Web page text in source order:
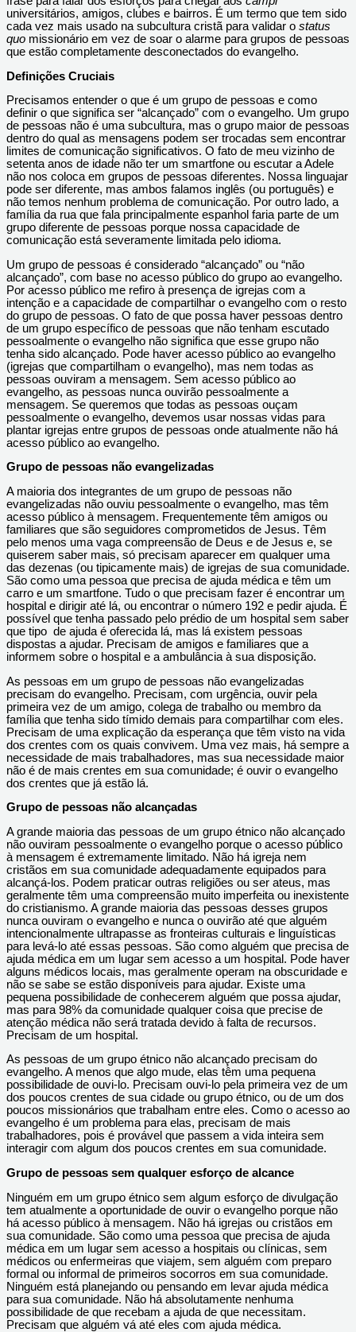
universitários, amigos, clubes e bairros. É um termo que tem sido
cada vez mais usado na subcultura cristã para validar o status
quo missionário em vez de soar o alarme para grupos de pessoas
que estão completamente desconectados do evangelho.
Definições Cruciais
Precisamos entender o que é um grupo de pessoas e como
definir o que significa ser “alcançado” com o evangelho. Um grupo
de pessoas não é uma subcultura, mas o grupo maior de pessoas
dentro do qual as mensagens podem ser trocadas sem encontrar
limites de comunicação significativos. O fato de meu vizinho de
setenta anos de idade não ter um smartfone ou escutar a Adele
não nos coloca em grupos de pessoas diferentes. Nossa linguajar
pode ser diferente, mas ambos falamos inglês (ou português) e
não temos nenhum problema de comunicação. Por outro lado, a
família da rua que fala principalmente espanhol faria parte de um
grupo diferente de pessoas porque nossa capacidade de
comunicação está severamente limitada pelo idioma.
Um grupo de pessoas é considerado “alcançado” ou “não
alcançado”, com base no acesso público do grupo ao evangelho.
Por acesso público me refiro à presença de igrejas com a
intenção e a capacidade de compartilhar o evangelho com o resto
do grupo de pessoas. O fato de que possa haver pessoas dentro
de um grupo específico de pessoas que não tenham escutado
pessoalmente o evangelho não significa que esse grupo não
tenha sido alcançado. Pode haver acesso público ao evangelho
(igrejas que compartilham o evangelho), mas nem todas as
pessoas ouviram a mensagem. Sem acesso público ao
evangelho, as pessoas nunca ouvirão pessoalmente a
mensagem. Se queremos que todas as pessoas ouçam
pessoalmente o evangelho, devemos usar nossas vidas para
plantar igrejas entre grupos de pessoas onde atualmente não há
acesso público ao evangelho.
Grupo de pessoas não evangelizadas
A maioria dos integrantes de um grupo de pessoas não
evangelizadas não ouviu pessoalmente o evangelho, mas têm
acesso público à mensagem. Frequentemente têm amigos ou
familiares que são seguidores comprometidos de Jesus. Têm
pelo menos uma vaga compreensão de Deus e de Jesus e, se
quiserem saber mais, só precisam aparecer em qualquer uma
das dezenas (ou tipicamente mais) de igrejas de sua comunidade.
São como uma pessoa que precisa de ajuda médica e têm um
carro e um smartfone. Tudo o que precisam fazer é encontrar um
hospital e dirigir até lá, ou encontrar o número 192 e pedir ajuda. É
possível que tenha passado pelo prédio de um hospital sem saber
que tipo de ajuda é oferecida lá, mas lá existem pessoas
dispostas a ajudar. Precisam de amigos e familiares que a
informem sobre o hospital e a ambulância à sua disposição.
As pessoas em um grupo de pessoas não evangelizadas
precisam do evangelho. Precisam, com urgência, ouvir pela
primeira vez de um amigo, colega de trabalho ou membro da
família que tenha sido tímido demais para compartilhar com eles.
Precisam de uma explicação da esperança que têm visto na vida
dos crentes com os quais convivem. Uma vez mais, há sempre a
necessidade de mais trabalhadores, mas sua necessidade maior
não é de mais crentes em sua comunidade; é ouvir o evangelho
dos crentes que já estão lá.
Grupo de pessoas não alcançadas
A grande maioria das pessoas de um grupo étnico não alcançado
não ouviram pessoalmente o evangelho porque o acesso público
à mensagem é extremamente limitado. Não há igreja nem
cristãos em sua comunidade adequadamente equipados para
alcançá-los. Podem praticar outras religiões ou ser ateus, mas
geralmente têm uma compreensão muito imperfeita ou inexistente
do cristianismo. A grande maioria das pessoas desses grupos
nunca ouviram o evangelho e nunca o ouvirão até que alguém
intencionalmente ultrapasse as fronteiras culturais e linguísticas
para levá-lo até essas pessoas. São como alguém que precisa de
ajuda médica em um lugar sem acesso a um hospital. Pode haver
alguns médicos locais, mas geralmente operam na obscuridade e
não se sabe se estão disponíveis para ajudar. Existe uma
pequena possibilidade de conhecerem alguém que possa ajudar,
mas para 98% da comunidade qualquer coisa que precise de
atenção médica não será tratada devido à falta de recursos.
Precisam de um hospital.
As pessoas de um grupo étnico não alcançado precisam do
evangelho. A menos que algo mude, elas têm uma pequena
possibilidade de ouvi-lo. Precisam ouvi-lo pela primeira vez de um
dos poucos crentes de sua cidade ou grupo étnico, ou de um dos
poucos missionários que trabalham entre eles. Como o acesso ao
evangelho é um problema para elas, precisam de mais
trabalhadores, pois é provável que passem a vida inteira sem
interagir com algum dos poucos crentes em sua comunidade.
Grupo de pessoas sem qualquer esforço de alcance
Ninguém em um grupo étnico sem algum esforço de divulgação
tem atualmente a oportunidade de ouvir o evangelho porque não
há acesso público à mensagem. Não há igrejas ou cristãos em
sua comunidade. São como uma pessoa que precisa de ajuda
médica em um lugar sem acesso a hospitais ou clínicas, sem
médicos ou enfermeiras que viajem, sem alguém com preparo
formal ou informal de primeiros socorros em sua comunidade.
Ninguém está planejando ou pensando em levar ajuda médica
para sua comunidade. Não há absolutamente nenhuma
possibilidade de que recebam a ajuda de que necessitam.
Precisam que alguém vá até eles com ajuda médica.